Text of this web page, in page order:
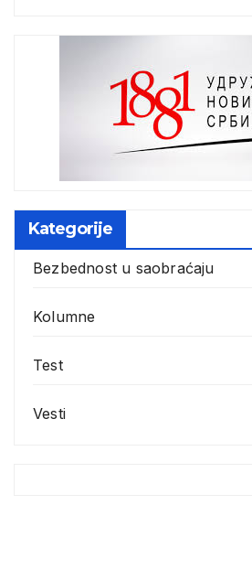
Kategorije
Bezbednost u saobraćaju
Kolumne
Test
Vesti